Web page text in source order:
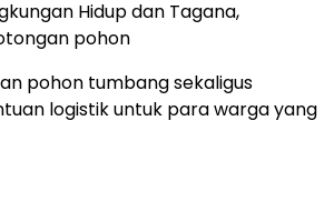
Hidup dan Tagana,
pohon
pohon tumbang sekaligus
logistik untuk para warga yang